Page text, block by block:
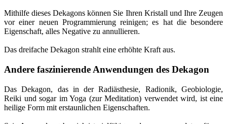
Mithilfe dieses Dekagons können Sie Ihren Kristall und Ihre Zeugen
vor einer neuen Programmierung reinigen; es hat die besondere
Eigenschaft, alles Negative zu annullieren.
Das dreifache Dekagon strahlt eine erhöhte Kraft aus.
Andere faszinierende Anwendungen des Dekagon
Das Dekagon, das in der Radiästhesie, Radionik, Geobiologie,
Reiki und sogar im Yoga (zur Meditation) verwendet wird, ist eine
heilige Form mit erstaunlichen Eigenschaften.